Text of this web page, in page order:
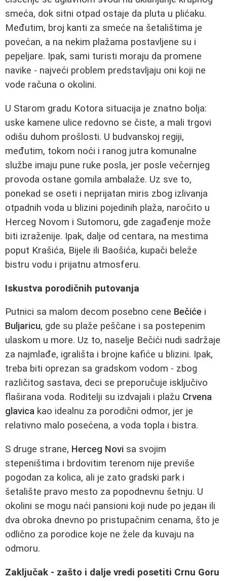
smeća, dok sitni otpad ostaje da pluta u plićaku.
Međutim, broj kanti za smeće na šetalištima je
povećan, a na nekim plažama postavljene su i
pepeljare. Ipak, sami turisti moraju da promene
navike - najveći problem predstavljaju oni koji ne
vode računa o okolini.
U Starom gradu Kotora situacija je znatno bolja:
uske kamene ulice redovno se čiste, a mali trgovi
odišu duhom prošlosti. U budvanskoj regiji,
međutim, tokom noći i ranog jutra komunalne
službe imaju pune ruke posla, jer posle večernjeg
provoda ostane gomila ambalaže. Uz sve to,
ponekad se oseti i neprijatan miris zbog izlivanja
otpadnih voda u blizini pojedinih plaža, naročito u
Herceg Novom i Sutomoru, gde zagađenje može
biti izraženije. Ipak, dalje od centara, na mestima
poput Krašića, Bijele ili Baošića, kupači beleže
bistru vodu i prijatnu atmosferu.
Iskustva porodičnih putovanja
Putnici sa malom decom posebno cene Bečiće i
Buljaricu, gde su plaže peščane i sa postepenim
ulaskom u more. Uz to, naselje Bečići nudi sadržaje
za najmlađe, igrališta i brojne kafiće u blizini. Ipak,
treba biti oprezan sa gradskom vodom - zbog
različitog sastava, deci se preporučuje isključivo
flaširana voda. Roditelji su izdvajali i plažu Crvena
glavica kao idealnu za porodični odmor, jer je
relativno malo posećena, a voda topla i bistra.
S druge strane, Herceg Novi sa svojim
stepeništima i brdovitim terenom nije previše
pogodan za kolica, ali je zato gradski park i
šetalište pravo mesto za popodnevnu šetnju. U
okolini se mogu naći pansioni koji nude po један ili
dva obroka dnevno po pristupačnim cenama, što je
odlično za porodice koje ne žele da kuvaju na
odmoru.
Zaključak - zašto i dalje vredi posetiti Crnu Goru